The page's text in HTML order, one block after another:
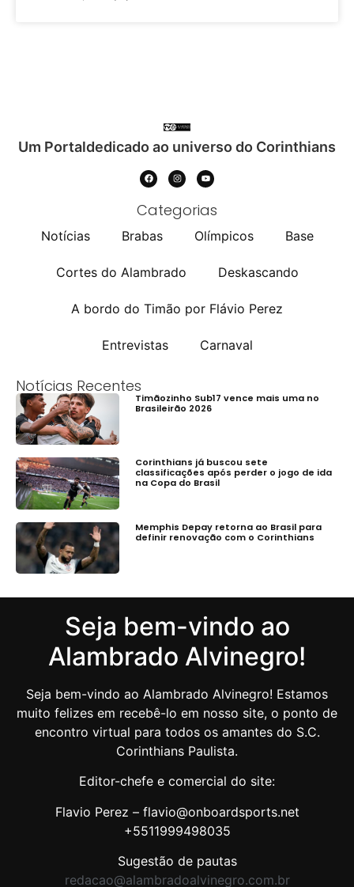
Um Portaldedicado ao universo do Corinthians
Categorias
Notícias Brabas Olímpicos Base
Cortes do Alambrado Deskascando
A bordo do Timão por Flávio Perez
Entrevistas Carnaval
Notícias Recentes
Timãozinho Sub17 vence mais uma no
Brasileirão 2026
Corinthians já buscou sete
classificações após perder o jogo de ida
na Copa do Brasil
Memphis Depay retorna ao Brasil para
definir renovação com o Corinthians
Seja bem-vindo ao
Alambrado Alvinegro!
Seja bem-vindo ao Alambrado Alvinegro! Estamos
muito felizes em recebê-lo em nosso site, o ponto de
encontro virtual para todos os amantes do S.C.
Corinthians Paulista.
Editor-chefe e comercial do site:
Flavio Perez – flavio@onboardsports.net
+5511999498035
Sugestão de pautas
redacao@alambradoalvinegro.com.br